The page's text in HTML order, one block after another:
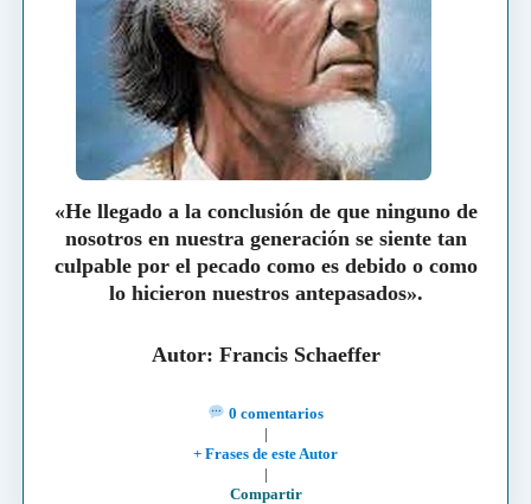
«He llegado a la conclusión de que ninguno de
nosotros en nuestra generación se siente tan
culpable por el pecado como es debido o como
lo hicieron nuestros antepasados».
Autor: Francis Schaeffer
0 comentarios
|
+ Frases de este Autor
|
Compartir